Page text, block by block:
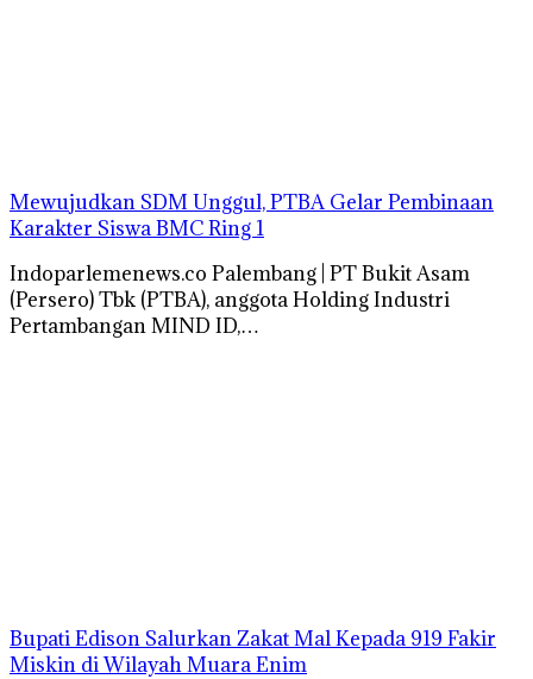
Mewujudkan SDM Unggul, PTBA Gelar Pembinaan
Karakter Siswa BMC Ring 1
Indoparlemenews.co Palembang | PT Bukit Asam
(Persero) Tbk (PTBA), anggota Holding Industri
Pertambangan MIND ID,…
Bupati Edison Salurkan Zakat Mal Kepada 919 Fakir
Miskin di Wilayah Muara Enim